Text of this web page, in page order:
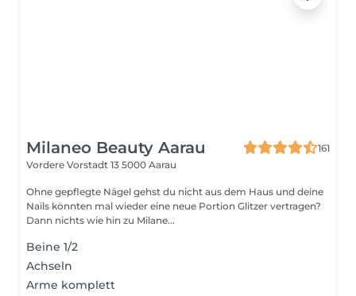
Milaneo Beauty Aarau
161
Vordere Vorstadt 13 5000 Aarau
Ohne gepflegte Nägel gehst du nicht aus dem Haus und deine
Nails könnten mal wieder eine neue Portion Glitzer vertragen?
Dann nichts wie hin zu Milane...
Beine 1/2
Achseln
Arme komplett